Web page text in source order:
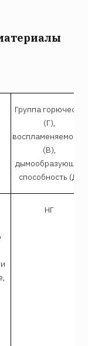
Группа горючести
(Г),
воспламеняемости
(В),
дымообразующая
способность (Д)
НГ